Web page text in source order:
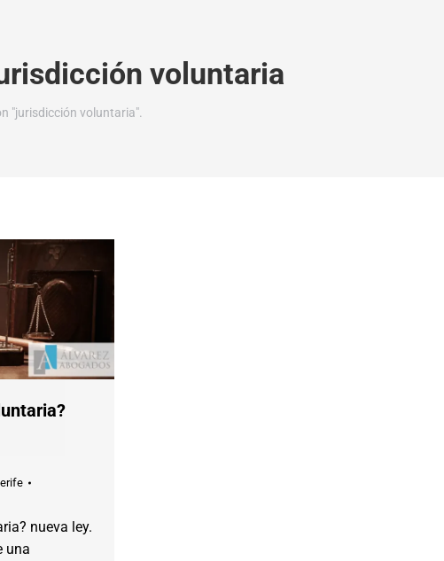
voluntaria
"jurisdicción voluntaria".
nueva ley.
una